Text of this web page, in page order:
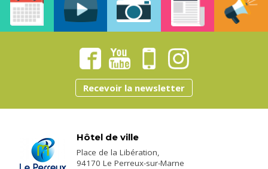
Recevoir la newsletter
Hôtel de ville
Place de la Libération,
94170 Le Perreux-sur-Marne